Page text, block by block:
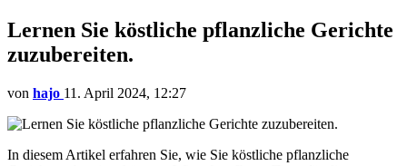
Lernen Sie köstliche pflanzliche Gerichte
zuzubereiten.
von hajo 11. April 2024, 12:27
In diesem Artikel erfahren Sie, wie Sie köstliche pflanzliche